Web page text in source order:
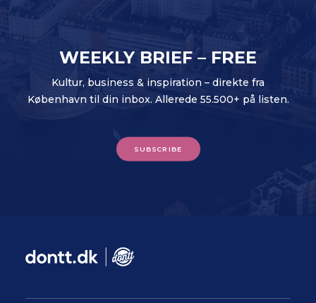
WEEKLY BRIEF – FREE
Kultur, business & inspiration – direkte fra
København til din inbox. Allerede 55.500+ på listen.
SUBSCRIBE